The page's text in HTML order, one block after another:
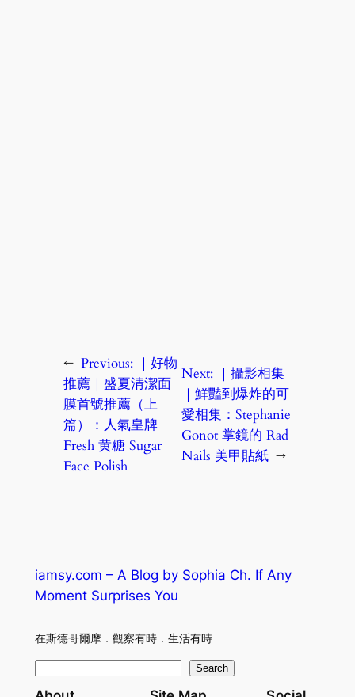
← Previous: ｜好物
推薦｜盛夏清潔面
膜首號推薦（上
篇）：人氣皇牌
Fresh 黄糖 Sugar
Face Polish
Next: ｜攝影相集
｜鮮豔到爆炸的可
愛相集：Stephanie
Gonot 掌鏡的 Rad
Nails 美甲貼紙 →
iamsy.com – A Blog by Sophia Ch. If Any
Moment Surprises You
在斯德哥爾摩．觀察有時．生活有時
e
Search